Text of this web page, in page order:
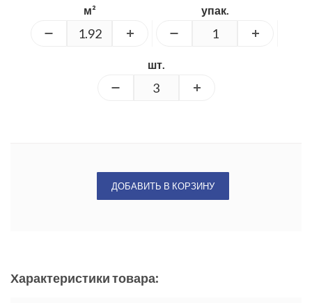
м² упак.
шт.
ДОБАВИТЬ В КОРЗИНУ
Характеристики товара: